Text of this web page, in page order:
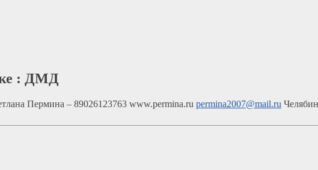
: ДМД
Пермина – 89026123763 www.permina.ru permina2007@mail.ru